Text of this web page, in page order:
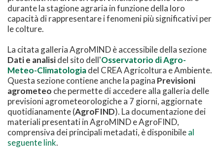
durante la stagione agraria in funzione della loro
capacità di rappresentare i fenomeni più significativi per
le colture.
La citata galleria AgroMIND è accessibile della sezione
Dati e analisidel sito dell'Osservatorio di Agro-
Meteo-Climatologiadel CREA Agricoltura e Ambiente.
Questa sezione contiene anche la pagina Previsioni
agrometeo che permette di accedere alla galleria delle
previsioni agrometeorologiche a 7 giorni, aggiornate
quotidianamente (AgroFIND). La documentazione dei
materiali presentati in AgroMIND e AgroFIND,
comprensiva dei principali metadati, è disponibileal
seguente link.